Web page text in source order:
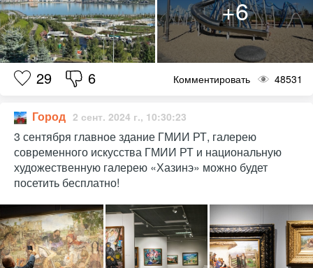
29 6 Комментировать 48531
Город 2 сент. 2024 г., 10:30:23
3 сентября главное здание ГМИИ РТ, галерею
современного искусства ГМИИ РТ и национальную
художественную галерею «Хазинэ» можно будет
посетить бесплатно!